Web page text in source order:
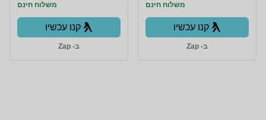
משלוח חינם
קנו עכשיו
ב- Zap
משלוח חינם
קנו עכשיו
ב- Zap